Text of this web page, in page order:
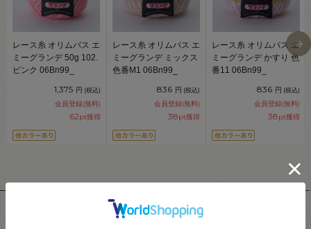
レース糸 オリムパス エ
ミーグランデ 50g 102.
ピンク 06Bn99_
1,375 円 (税込)
会員登録(無料)
62pt獲得
レース糸 オリムパス エ
ミーグランデ ミックス
色番M1 06Bn99_
836 円 (税込)
会員登録(無料)
38pt獲得
レース糸 オリムパス エ
ミーグランデ かすり 色
番11 06Bn99_
836 円 (税込)
会員登録(無料)
38pt獲得